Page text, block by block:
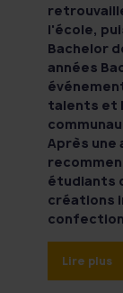
l'école,
Bachelor
années
talents et
Après une
étudiants
créations
Lire plus